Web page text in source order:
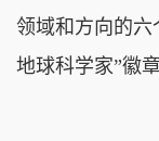
领域和方向的六
地球科学家”徽章